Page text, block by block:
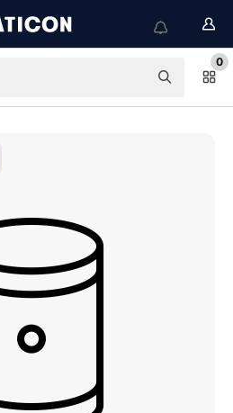
0